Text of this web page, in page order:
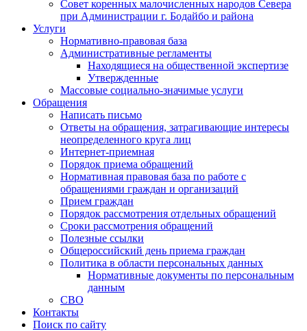
Совет коренных малочисленных народов Севера
при Администрации г. Бодайбо и района
Услуги
Нормативно-правовая база
Административные регламенты
Находящиеся на общественной экспертизе
Утвержденные
Массовые социально-значимые услуги
Обращения
Написать письмо
Ответы на обращения, затрагивающие интересы
неопределенного круга лиц
Интернет-приемная
Порядок приема обращений
Нормативная правовая база по работе с
обращениями граждан и организаций
Прием граждан
Порядок рассмотрения отдельных обращений
Сроки рассмотрения обращений
Полезные ссылки
Общероссийский день приема граждан
Политика в области персональных данных
Нормативные документы по персональным
данным
СВО
Контакты
Поиск по сайту